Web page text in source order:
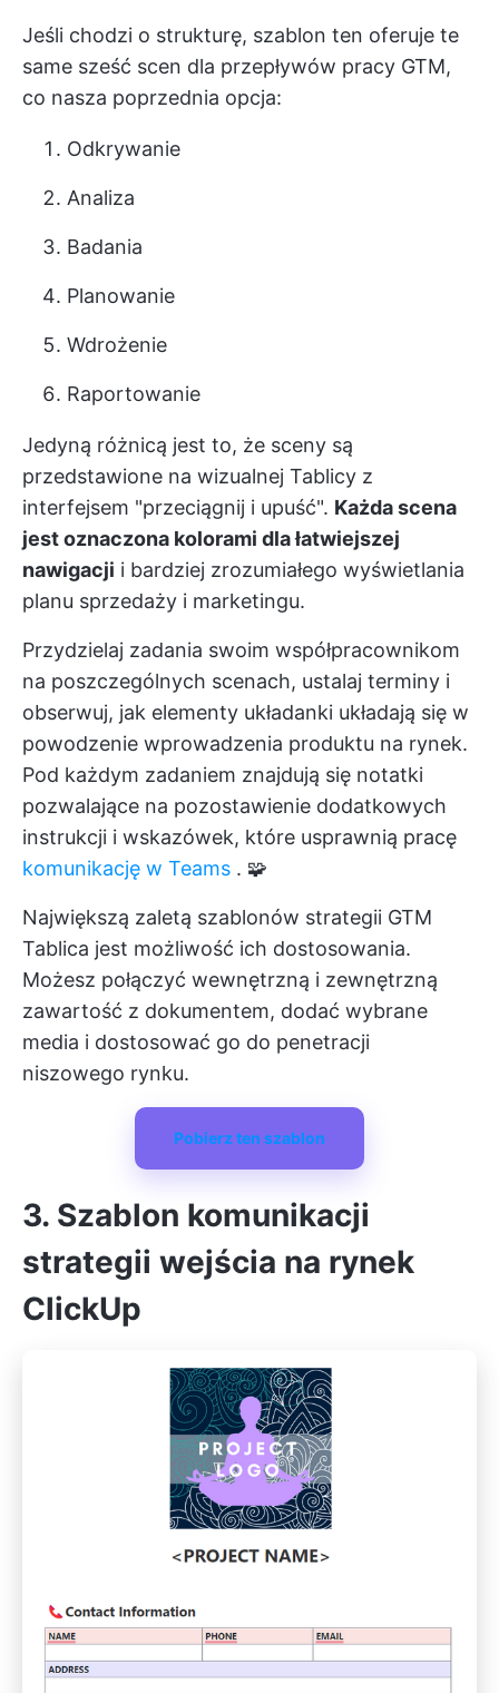
Jeśli chodzi o strukturę, szablon ten oferuje te
same sześć scen dla przepływów pracy GTM,
co nasza poprzednia opcja:
Odkrywanie
Analiza
Badania
Planowanie
Wdrożenie
Raportowanie
Jedyną różnicą jest to, że sceny są
przedstawione na wizualnej Tablicy z
interfejsem "przeciągnij i upuść". Każda scena
jest oznaczona kolorami dla łatwiejszej
nawigacji i bardziej zrozumiałego wyświetlania
planu sprzedaży i marketingu.
Przydzielaj zadania swoim współpracownikom
na poszczególnych scenach, ustalaj terminy i
obserwuj, jak elementy układanki układają się w
powodzenie wprowadzenia produktu na rynek.
Pod każdym zadaniem znajdują się notatki
pozwalające na pozostawienie dodatkowych
instrukcji i wskazówek, które usprawnią pracę
komunikację w Teams . 🧩
Największą zaletą szablonów strategii GTM
Tablica jest możliwość ich dostosowania.
Możesz połączyć wewnętrzną i zewnętrzną
zawartość z dokumentem, dodać wybrane
media i dostosować go do penetracji
niszowego rynku.
Pobierz ten szablon
3. Szablon komunikacji
strategii wejścia na rynek
ClickUp